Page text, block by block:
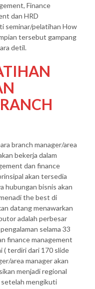
Finance
dan HRD
seminar/pelatihan How
tersebut gampang
detil.
branch manager/area
bekerja dalam
dan finance
akan tersedia
hubungan bisnis akan
the best di
datang menawarkan
adalah perbesar
selama 33
finance management
( terdiri dari 170 slide
area manager akan
menjadi regional
setelah mengikuti